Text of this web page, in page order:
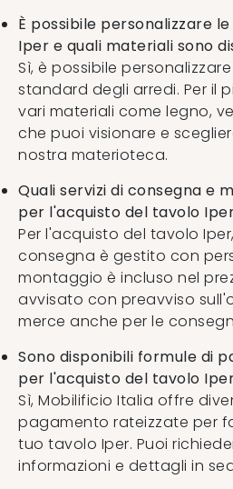
È possibile personalizzare
Iper e quali materiali sono
Sì, è possibile
standard degli arredi. Per il
vari materiali come legno,
che puoi visionare e
nostra materioteca.
Quali servizi di consegna e
per l'acquisto del tavolo
Per l'acquisto del tavolo
consegna è gestito con
montaggio è incluso nel
avvisato con preavviso
merce anche per le
Sono disponibili formule di
per l'acquisto del tavolo
Sì, Mobilificio Italia offre
pagamento rateizzate per
tuo tavolo Iper. Puoi
informazioni e dettagli in